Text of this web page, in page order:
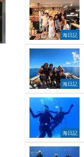
海日記
海日記
海日記